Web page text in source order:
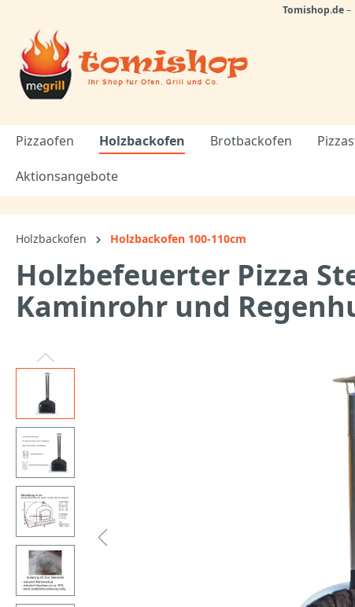
Tomishop.de–
Pizzaofen Holzbackofen Brotbackofen
Aktionsangebote
Holzbackofen Holzbackofen 100-110cm
Holzbefeuerter Pizza
Kaminrohr und